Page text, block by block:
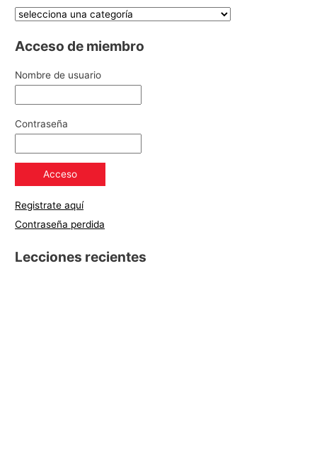
Acceso de miembro
Nombre de usuario
Contraseña
Registrate aquí
Contraseña perdida
Lecciones recientes